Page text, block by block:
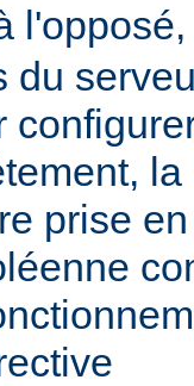
du
prise